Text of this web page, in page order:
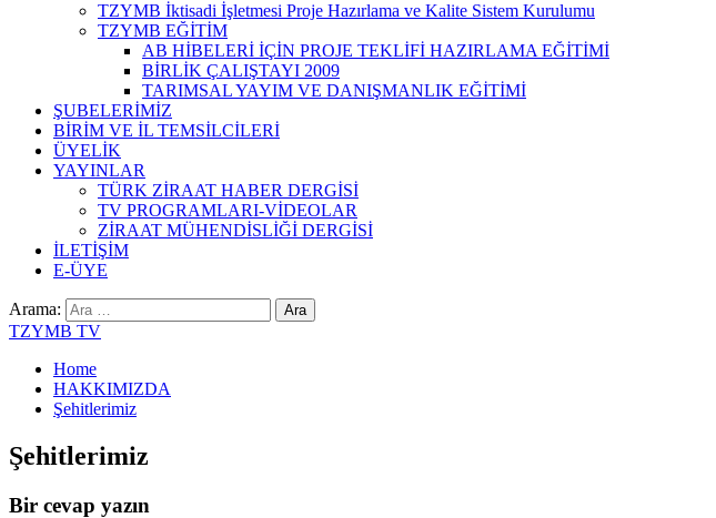
TZYMB İktisadi İşletmesi Proje Hazırlama ve Kalite Sistem Kurulumu
TZYMB EĞİTİM
AB HİBELERİ İÇİN PROJE TEKLİFİ HAZIRLAMA EĞİTİMİ
BİRLİK ÇALIŞTAYI 2009
TARIMSAL YAYIM VE DANIŞMANLIK EĞİTİMİ
ŞUBELERİMİZ
BİRİM VE İL TEMSİLCİLERİ
ÜYELİK
YAYINLAR
TÜRK ZİRAAT HABER DERGİSİ
TV PROGRAMLARI-VİDEOLAR
ZİRAAT MÜHENDİSLİĞİ DERGİSİ
İLETİŞİM
E-ÜYE
Arama:
TZYMB TV
Home
HAKKIMIZDA
Şehitlerimiz
Şehitlerimiz
Bir cevap yazın